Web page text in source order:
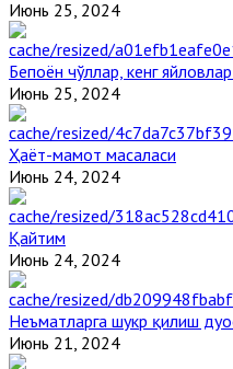
Июнь 25, 2024
Бепоён чўллар, кенг
Июнь 25, 2024
Ҳаёт-мамот масаласи
Июнь 24, 2024
Қайтим
Июнь 24, 2024
Неъматларга шукр қилиш
Июнь 21, 2024